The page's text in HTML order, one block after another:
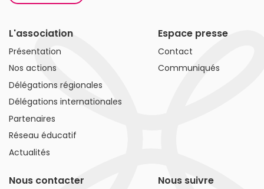
L'association
Présentation
Nos actions
Délégations régionales
Délégations internationales
Partenaires
Réseau éducatif
Actualités
Espace presse
Contact
Communiqués
Nous contacter Nous suivre